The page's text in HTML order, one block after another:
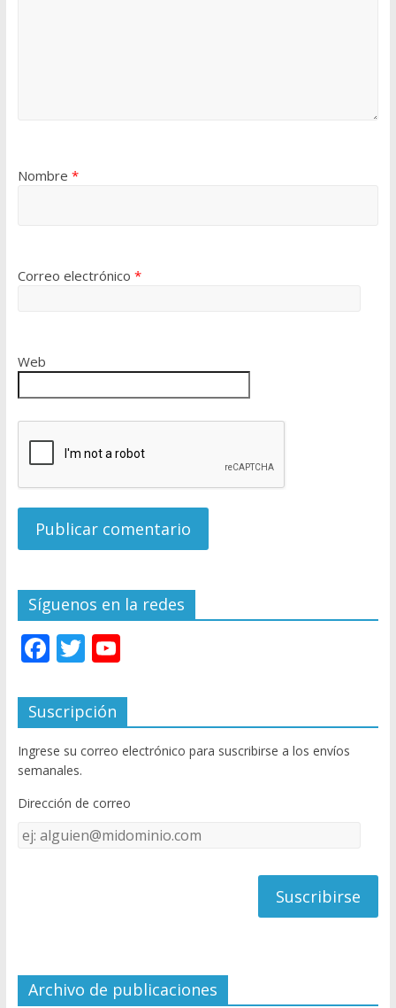
Nombre *
Correo electrónico *
Web
Síguenos en la redes
F
e
b
o
o
k
T
itt
er
Y
u
T
u
e
C
el
Suscripción
Ingrese su correo electrónico para suscribirse a los envíos
semanales.
Dirección de correo
Dirección
de
Archivo de publicaciones